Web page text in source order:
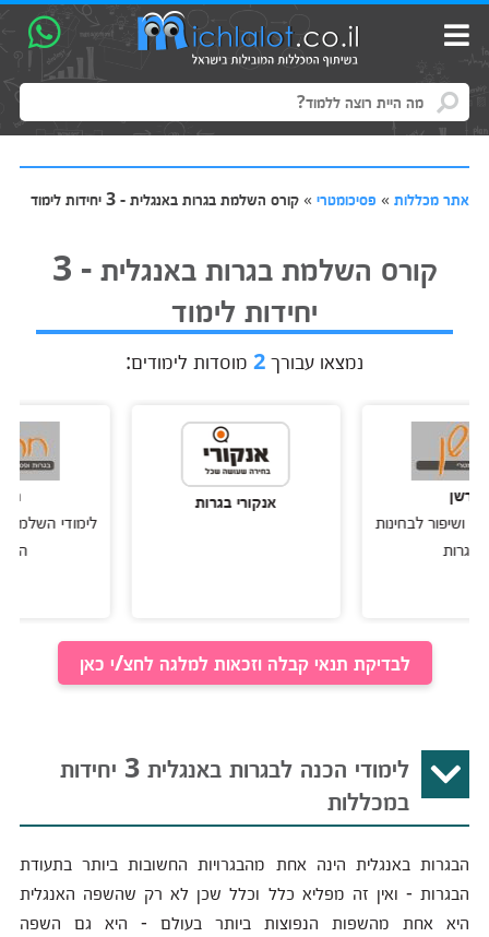
אתר מכללות» פסיכומטרי» קורס השלמת בגרות באנגלית - 3 יחידות לימוד
קורס השלמת בגרות באנגלית - 3
יחידות לימוד
נמצאו עבורך2 מוסדות לימודים:
לבחינות
אנקורי בגרות
חרשן
לימודי השלמה
הבגרות
לבדיקת תנאי קבלה וזכאות למלגה לחצ/י כאן
לימודי הכנה לבגרות באנגלית 3 יחידות
במכללות
הבגרות באנגלית הינה אחת מהבגרויות החשובות ביותר בתעודת
הבגרות - ואין זה מפליא כלל וכלל שכן לא רק שהשפה האנגלית
היא אחת מהשפות הנפוצות ביותר בעולם - היא גם השפה